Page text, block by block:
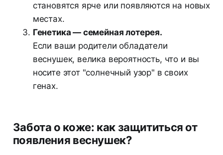
становятся ярче или появляются на новых
местах.
Генетика — семейная лотерея.
Если ваши родители обладатели
веснушек, велика вероятность, что и вы
носите этот "солнечный узор" в своих
генах.
Забота о коже: как защититься от
появления веснушек?